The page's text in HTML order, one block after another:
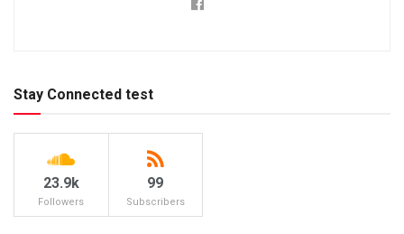
Stay Connected test
23.9k
Followers
99
Subscribers